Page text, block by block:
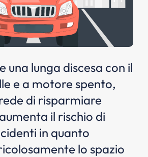
una lunga discesa con il
e a motore spento,
di risparmiare
il rischio di
in quanto
lo spazio